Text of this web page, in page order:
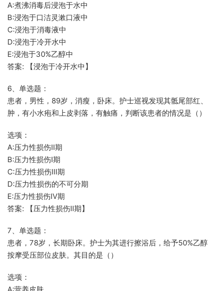
A:煮沸消毒后浸泡于水中
B:浸泡于口洁灵漱口液中
C:浸泡于消毒液中
D:浸泡于冷开水中
E:浸泡于30%乙醇中
答案: 【浸泡于冷开水中】
6、单选题：
患者，男性，89岁，消瘦，卧床。护士巡视发现其骶尾部红、
肿，有小水疱和上皮剥落，有触痛，判断该患者的情况是（）
选项：
A:压力性损伤Ⅱ期
B:压力性损伤Ⅰ期
C:压力性损伤Ⅲ期
D:压力性损伤的不可分期
E:压力性损伤Ⅳ期
答案: 【压力性损伤Ⅱ期】
7、单选题：
患者，78岁，长期卧床。护士为其进行擦浴后，给予50%乙醇
按摩受压部位皮肤。其目的是（）
选项：